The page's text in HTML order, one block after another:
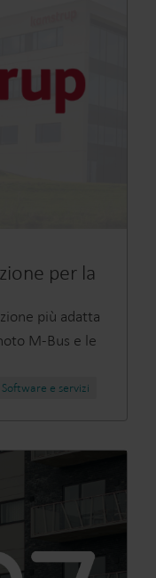
per la
più adatta
M-Bus e le
Software e servizi